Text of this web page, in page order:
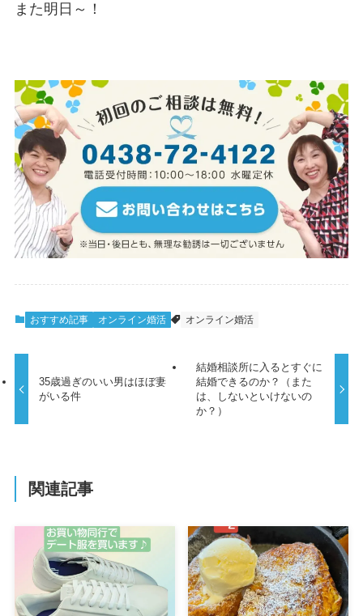
また明日～！
おすすめ記事 オンライン婚活 オンライン婚活
35歳過ぎのいい男はほぼ妻
がいる件
結婚相談所に入るとすぐに
結婚できるのか？（また
は、しないといけないの
か？）
関連記事